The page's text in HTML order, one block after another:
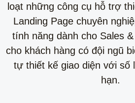
loạt những công cụ hỗ trợ
Landing Page chuyên
tính năng dành cho Sales
cho khách hàng có đội ngũ
tự thiết kế giao diện với số
hạn.